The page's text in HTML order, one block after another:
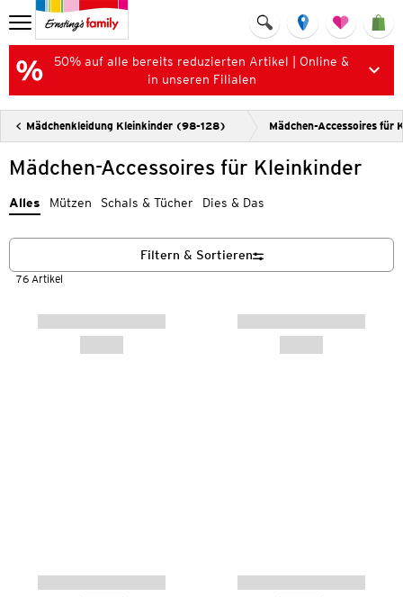
50% auf alle bereits reduzierten Artikel | Online &
in unseren Filialen
Mädchenkleidung Kleinkinder (98-128) Mädchen-Accessoires für
Mädchen-Accessoires für Kleinkinder
Alles Mützen Schals & Tücher Dies & Das
76 Artikel
Filtern & Sortieren